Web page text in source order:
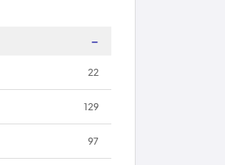
−
22
129
97